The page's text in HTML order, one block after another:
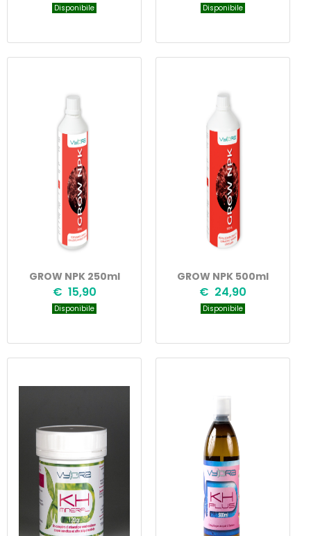
Disponibile Disponibile
GROW NPK 250ml
€ 15,90
Disponibile
GROW NPK 500ml
€ 24,90
Disponibile